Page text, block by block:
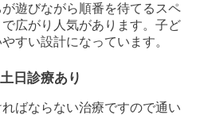
遊びながら順番を待てるスペ
広がり人気があります。子ど
すい設計になっています。
日診療あり
ばならない治療ですので通い